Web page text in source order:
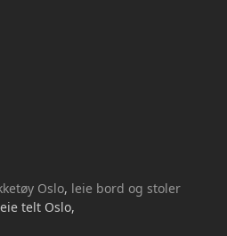
Oslo, leie bord og stoler
telt Oslo,